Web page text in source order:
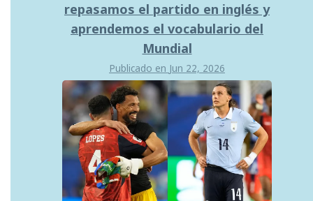
repasamos el partido en inglés y
aprendemos el vocabulario del
Mundial
Publicado en Jun 22, 2026